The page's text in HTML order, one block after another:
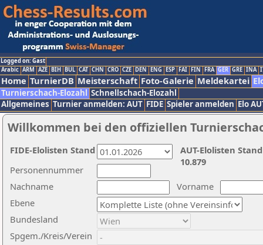
Logged on: Gast
Arabic ARM AZE BIH BUL CAT CHN CRO CZE DEN ENG ESP FAI FIN FRA GER GRE INA
Home TurnierDB Meisterschaft Foto-Galerie Meldekartei
Turnierschach-Elozahl Schnellschach-Elozahl
Allgemeines Turnier anmelden: AUT FIDE Spieler anmelden Elo
Willkommen bei den offiziellen
Nachname
Vorname
Ebene
Personennummer
Bundesland
Spgem./Kreis/Verein
AUT-Elolisten
10.879
FIDE-Elolisten Stand